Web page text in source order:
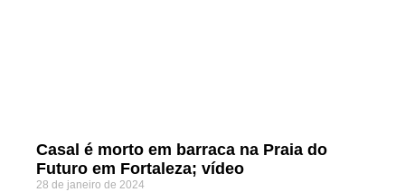
Casal é morto em barraca na Praia do
Futuro em Fortaleza; vídeo
28 de janeiro de 2024